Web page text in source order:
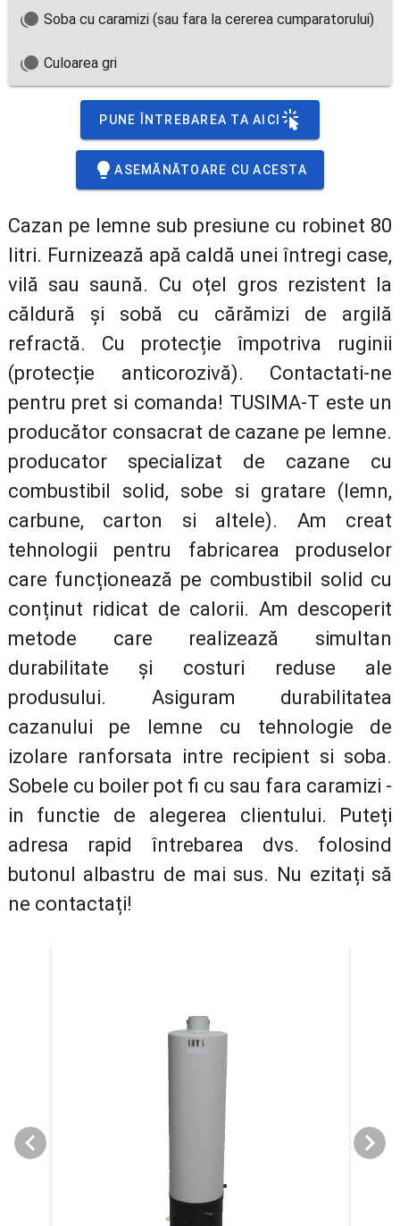
Soba cu caramizi (sau fara la cererea cumparatorului)
Culoarea gri
PUNE ÎNTREBAREA TA AICI
ASEMĂNĂTOARE CU ACESTA
Cazan pe lemne sub presiune cu robinet 80
litri. Furnizează apă caldă unei întregi case,
vilă sau saună. Cu oțel gros rezistent la
căldură și sobă cu cărămizi de argilă
refractă. Cu protecție împotriva ruginii
(protecție anticorozivă). Contactati-ne
pentru pret si comanda! TUSIMA-T este un
producător consacrat de cazane pe lemne.
producator specializat de cazane cu
combustibil solid, sobe si gratare (lemn,
carbune, carton si altele). Am creat
tehnologii pentru fabricarea produselor
care funcționează pe combustibil solid cu
conținut ridicat de calorii. Am descoperit
metode care realizează simultan
durabilitate și costuri reduse ale
produsului. Asiguram durabilitatea
cazanului pe lemne cu tehnologie de
izolare ranforsata intre recipient si soba.
Sobele cu boiler pot fi cu sau fara caramizi -
in functie de alegerea clientului. Puteți
adresa rapid întrebarea dvs. folosind
butonul albastru de mai sus. Nu ezitați să
ne contactați!